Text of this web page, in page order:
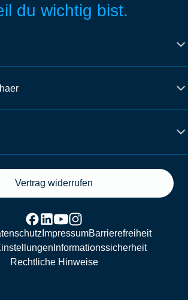
du wichtig bist.
Vertrag widerrufen
ImpressumBarrierefreiheit
Informationssicherheit
Rechtliche Hinweise